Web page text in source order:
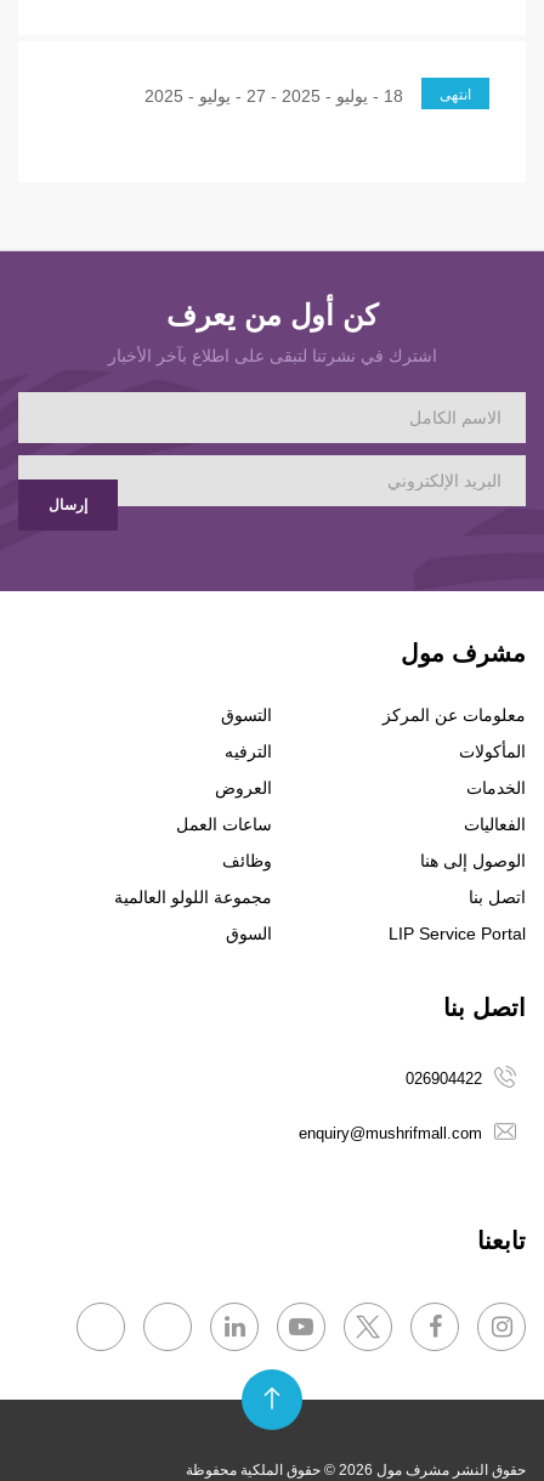
انتهى 18 - يوليو - 2025 - 27 - يوليو - 2025
كن أول من يعرف
اشترك في نشرتنا لتبقى على اطلاع بآخر الأخبار
إرسال
مشرف مول
معلومات عن المركز
التسوق
المأكولات
الترفيه
الخدمات
العروض
الفعاليات
ساعات العمل
الوصول إلى هنا
وظائف
اتصل بنا
مجموعة اللولو العالمية
LIP Service Portal
السوق
اتصل بنا
026904422
enquiry@mushrifmall.com
تابعنا
حقوق النشر مشرف مول 2026 © حقوق الملكية محفوظة